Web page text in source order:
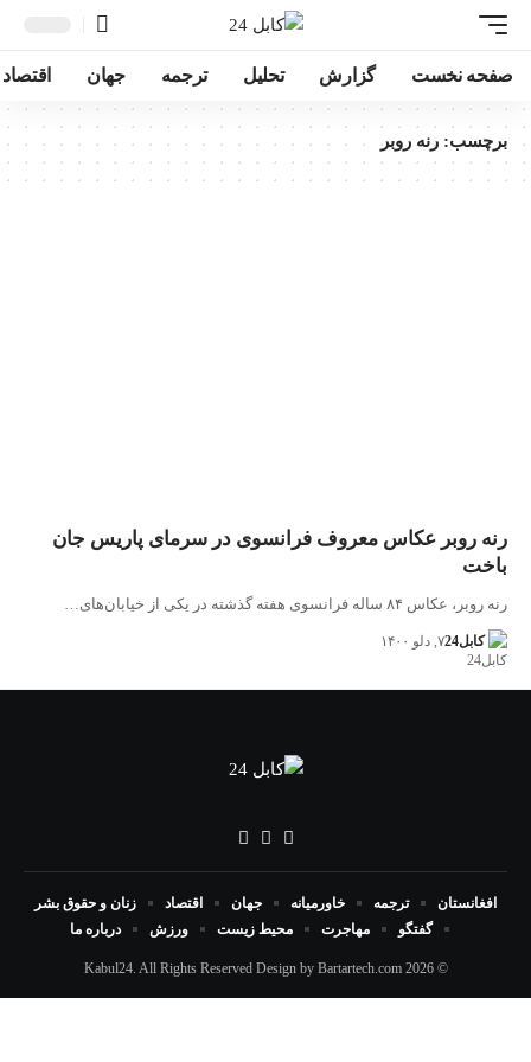
صفحه نخست گزارش تحلیل ترجمه جهان اقتصاد
برچسب: رنه روبر
رنه روبر عکاس معروف فرانسوی در سرمای پاریس جان
باخت
رنه روبر، عکاس ۸۴ ساله فرانسوی هفته گذشته در یکی از خیابان‌های…
کابل24 ۷, دلو ۱۴۰۰
© 2026 Kabul24. All Rights Reserved Design by
Bartartech.com
افغانستان ترجمه خاورمیانه جهان اقتصاد
زنان و حقوق بشر
گفتگو
مهاجرت محیط زیست ورزش درباره ما